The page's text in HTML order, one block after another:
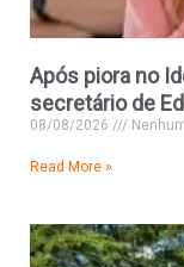
Após piora no
secretário de
08/08/2026
Read More »